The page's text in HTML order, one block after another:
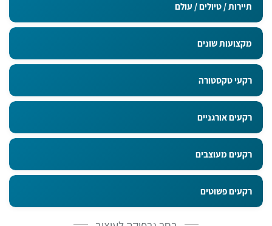
תיירות / טיולים / עולם
מקצועות שונים
רקעי טקסטורה
רקעים אורגניים
רקעים מעוצבים
רקעים פשוטים